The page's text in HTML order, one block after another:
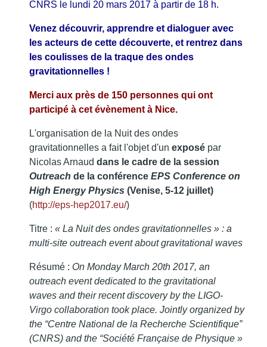
CNRS le lundi 20 mars 2017 à partir de 18 h.
Venez découvrir, apprendre et dialoguer avec
les acteurs de cette découverte, et rentrez dans
les coulisses de la traque des ondes
gravitationnelles !
Merci aux près de 150 personnes qui ont
participé à cet évènement à Nice.
L'organisation de la Nuit des ondes
gravitationnelles a fait l'objet d'un exposé par
Nicolas Arnaud dans le cadre de la session
Outreach de la conférence EPS Conference on
High Energy Physics (Venise, 5-12 juillet)
(http://eps-hep2017.eu/)
Titre : « La Nuit des ondes gravitationnelles » : a
multi-site outreach event about gravitational waves
Résumé : On Monday March 20th 2017, an
outreach event dedicated to the gravitational
waves and their recent discovery by the LIGO-
Virgo collaboration took place. Jointly organized by
the “Centre National de la Recherche Scientifique”
(CNRS) and the “Société Française de Physique »